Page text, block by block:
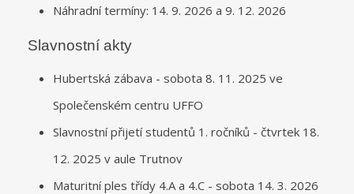
Náhradní termíny: 14. 9. 2026 a 9. 12. 2026
Slavnostní akty
Hubertská zábava - sobota 8. 11. 2025 ve
Společenském centru UFFO
Slavnostní přijetí studentů 1. ročníků - čtvrtek 18.
12. 2025 v aule Trutnov
Maturitní ples třídy 4.A a 4.C - sobota 14. 3. 2026